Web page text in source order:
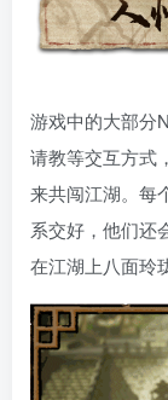
游戏中的大部分
请教等交互方式
来共闯江湖。每
系交好，他们还
在江湖上八面玲